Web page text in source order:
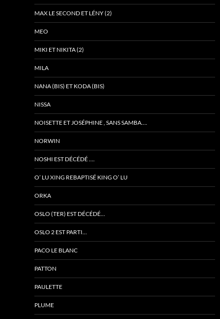
MAX LE SECOND ET LÉNY (2)
MEO
MIKI ET NIKITA (2)
MILA
NANA (BIS) ET KODA (BIS)
NISSA
NOISETTE ET JOSÉPHINE , SANS SAMBA….
NORWIN
NOSHI EST DÉCÉDÉ ….
O’ LU XING REBAPTISÉ KING O’ LU
ORKA
OSLO (TER) EST DÉCÉDÉ…
OSLO 2 EST PARTI…
PACO LE BLANC
PATTON
PAULETTE
PLUME